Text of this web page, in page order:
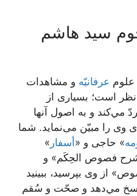
سید هاشم
عرفانيّه و مشاهدات
است؛ بسيارى از
مي‌كند و به اصول آنها
وى را مبيّن می‌‏نمايد. شما
» حاجى و «أسفار »
فصوص الحِكَم» و
از وى بپرسيد، ببينيد
مي‌دهد و صحّت و سُقم